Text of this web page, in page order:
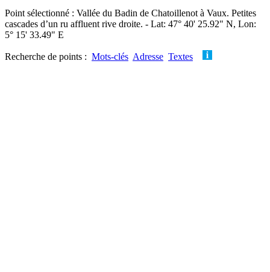
Point sélectionné : Vallée du Badin de Chatoillenot à Vaux. Petites
cascades d’un ru affluent rive droite. - Lat: 47° 40' 25.92" N, Lon:
5° 15' 33.49" E
Recherche de points : Mots-clés Adresse Textes